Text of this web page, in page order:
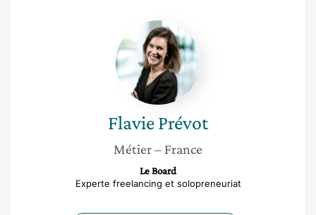
Flavie
Prévot
FlaviePrévot
Métier– France
Le Board
Experte freelancing et solopreneuriat